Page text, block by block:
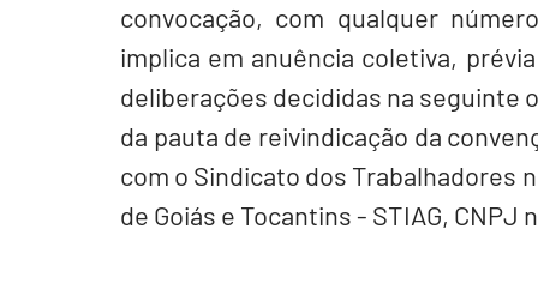
convocação, com qualquer
implica em anuência coletiva,
deliberações decididas na seguinte
da pauta de reivindicação da
com o Sindicato dos Trabalhadores
de Goiás e Tocantins - STIAG, CNPJ